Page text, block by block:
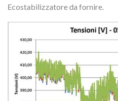
Ecostabilizzatore da fornire.